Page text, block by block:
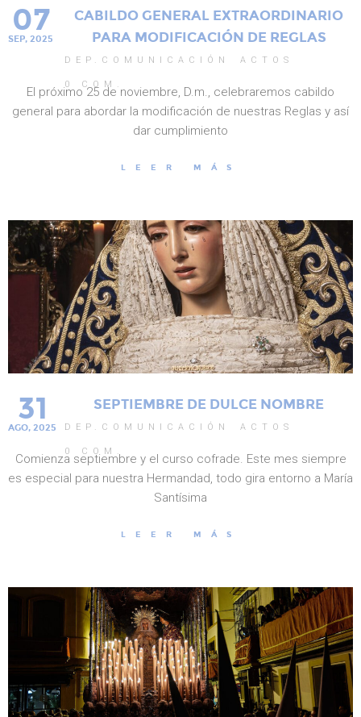
07
SEP, 2025
CABILDO GENERAL EXTRAORDINARIO
PARA MODIFICACIÓN DE REGLAS
DEP.COMUNICACIÓN ACTOS
0 COM.
El próximo 25 de noviembre, D.m., celebraremos cabildo
general para abordar la modificación de nuestras Reglas y así
dar cumplimiento
LEER MÁS
31
AGO, 2025
SEPTIEMBRE DE DULCE NOMBRE
DEP.COMUNICACIÓN ACTOS
0 COM.
Comienza septiembre y el curso cofrade. Este mes siempre
es especial para nuestra Hermandad, todo gira entorno a María
Santísima
LEER MÁS